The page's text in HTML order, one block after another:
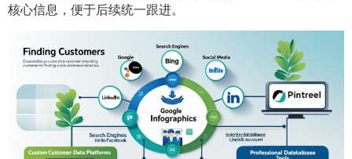
核心信息，便于后续统一跟进。